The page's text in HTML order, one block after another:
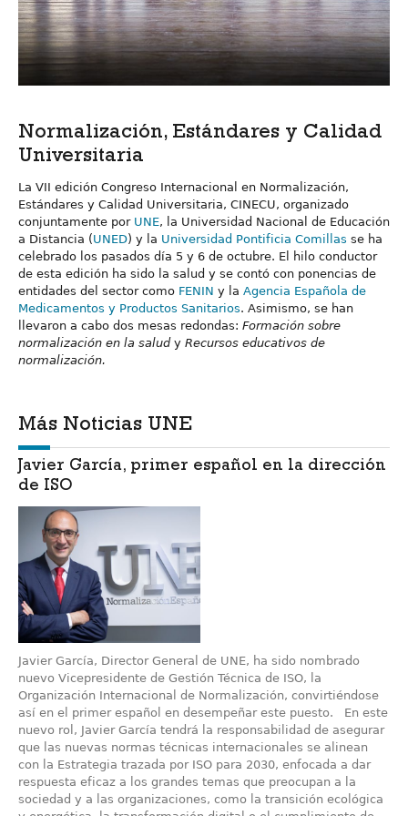
Normalización, Estándares y Calidad
Universitaria
La VII edición Congreso Internacional en Normalización,
Estándares y Calidad Universitaria, CINECU, organizado
conjuntamente por UNE, la Universidad Nacional de Educación
a Distancia (UNED) y la Universidad Pontificia Comillas se ha
celebrado los pasados día 5 y 6 de octubre. El hilo conductor
de esta edición ha sido la salud y se contó con ponencias de
entidades del sector como FENIN y la Agencia Española de
Medicamentos y Productos Sanitarios. Asimismo, se han
llevaron a cabo dos mesas redondas: Formación sobre
normalización en la salud y Recursos educativos de
normalización.
Más Noticias UNE
Javier García, primer español en la dirección
de ISO
Javier García, Director General de UNE, ha sido nombrado
nuevo Vicepresidente de Gestión Técnica de ISO, la
Organización Internacional de Normalización, convirtiéndose
así en el primer español en desempeñar este puesto. En este
nuevo rol, Javier García tendrá la responsabilidad de asegurar
que las nuevas normas técnicas internacionales se alinean
con la Estrategia trazada por ISO para 2030, enfocada a dar
respuesta eficaz a los grandes temas que preocupan a la
sociedad y a las organizaciones, como la transición ecológica